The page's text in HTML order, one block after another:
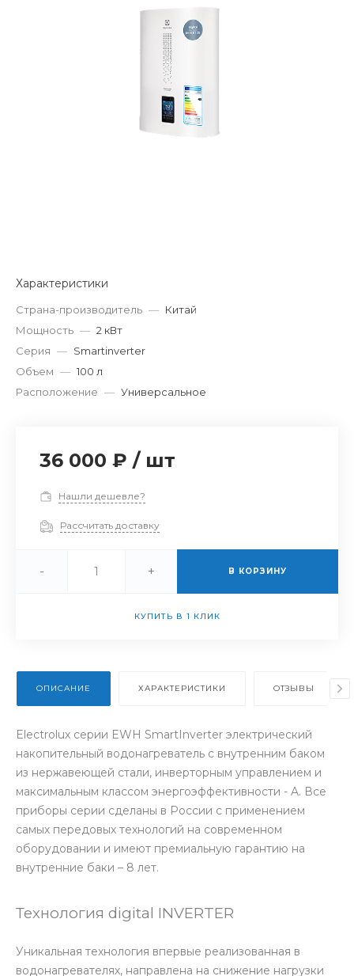
Характеристики
Страна-производитель — Китай
Мощность — 2 кВт
Серия — Smartinverter
Объем — 100 л
Расположение — Универсальное
36 000 ₽ / шт
Нашли дешевле?
Рассчитать доставку
- + В КОРЗИНУ
КУПИТЬ В 1 КЛИК
ОПИСАНИЕ ХАРАКТЕРИСТИКИ ОТЗЫВЫ
Electrolux серии EWH SmartInverter электрический
накопительный водонагреватель с внутренним баком
из нержавеющей стали, инверторным управлением и
максимальным классом энергоэффективности - A. Все
приборы серии сделаны в России с применением
самых передовых технологий на современном
оборудовании и имеют премиальную гарантию на
внутренние баки – 8 лет.
Технология digital INVERTER
Уникальная технология впервые реализованная в
водонагревателях, направлена на снижение нагрузки